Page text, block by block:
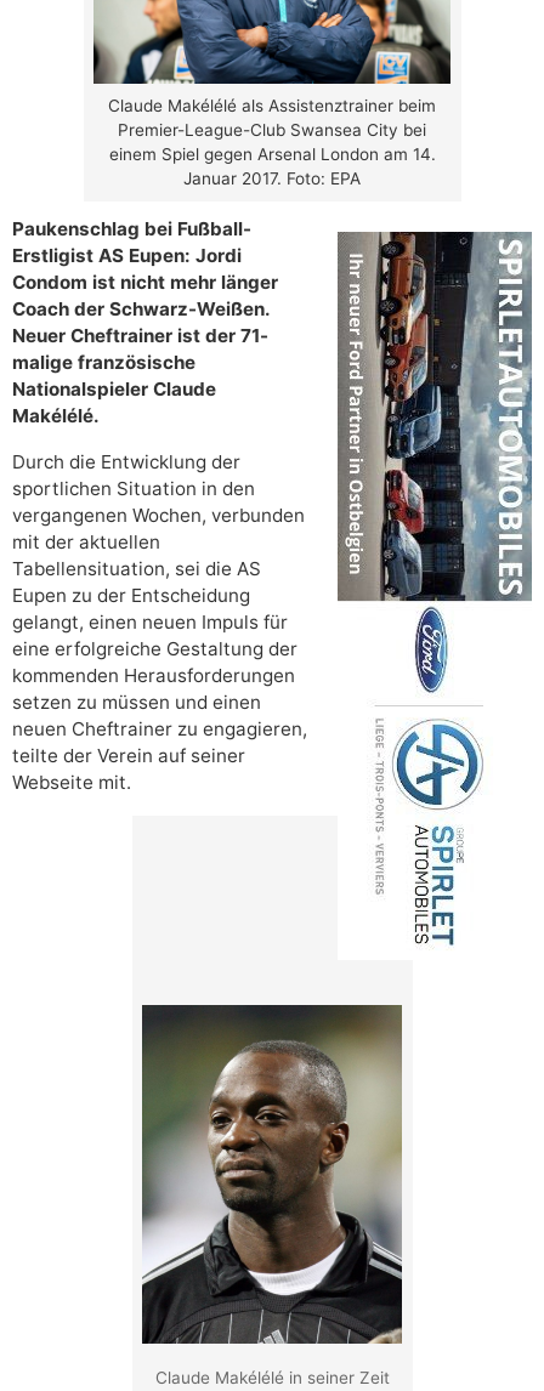
Claude Makélélé als Assistenztrainer beim
Premier-League-Club Swansea City bei
einem Spiel gegen Arsenal London am 14.
Januar 2017. Foto: EPA
Paukenschlag bei Fußball-
Erstligist AS Eupen: Jordi
Condom ist nicht mehr länger
Coach der Schwarz-Weißen.
Neuer Cheftrainer ist der 71-
malige französische
Nationalspieler Claude
Makélélé.
Durch die Entwicklung der
sportlichen Situation in den
vergangenen Wochen, verbunden
mit der aktuellen
Tabellensituation, sei die AS
Eupen zu der Entscheidung
gelangt, einen neuen Impuls für
eine erfolgreiche Gestaltung der
kommenden Herausforderungen
setzen zu müssen und einen
neuen Cheftrainer zu engagieren,
teilte der Verein auf seiner
Webseite mit.
Claude Makélélé in seiner Zeit